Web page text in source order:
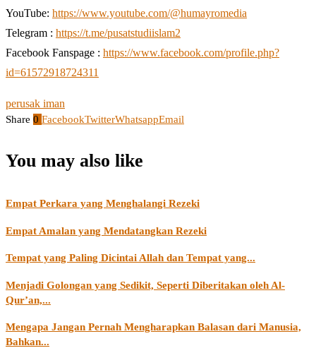
YouTube: https://www.youtube.com/@humayromedia
Telegram : https://t.me/pusatstudiislam2
Facebook Fanspage : https://www.facebook.com/profile.php?
id=61572918724311
perusak iman
Share 0 FacebookTwitterWhatsappEmail
You may also like
Empat Perkara yang Menghalangi Rezeki
Empat Amalan yang Mendatangkan Rezeki
Tempat yang Paling Dicintai Allah dan Tempat yang...
Menjadi Golongan yang Sedikit, Seperti Diberitakan oleh Al-
Qur’an,...
Mengapa Jangan Pernah Mengharapkan Balasan dari Manusia,
Bahkan...